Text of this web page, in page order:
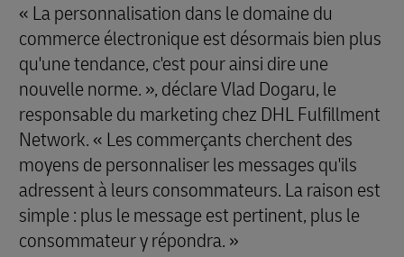
« La personnalisation dans le domaine du
commerce électronique est désormais bien plus
qu'une tendance, c'est pour ainsi dire une
nouvelle norme. », déclare Vlad Dogaru, le
responsable du marketing chez DHL Fulfillment
Network. « Les commerçants cherchent des
moyens de personnaliser les messages qu'ils
adressent à leurs consommateurs. La raison est
simple : plus le message est pertinent, plus le
consommateur y répondra. »